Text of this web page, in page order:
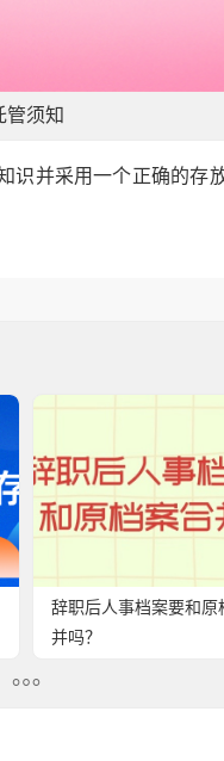
管须知
识并采用一个正确的存
辞职后人事档案要和原
并吗？